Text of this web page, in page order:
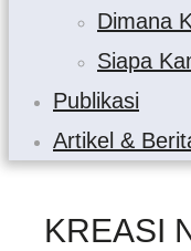
Dimana
Siapa
Publikasi
Artikel &
KREASI